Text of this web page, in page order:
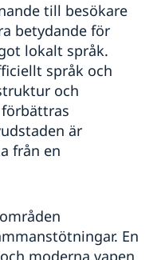
till besökare
betydande för
lokalt språk.
språk och
och
är
från en
En